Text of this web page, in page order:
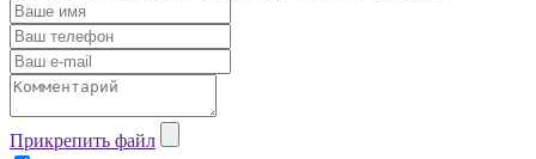
Прикрепить файл